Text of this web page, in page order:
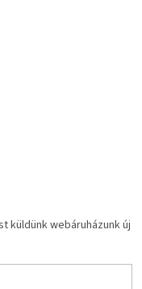
küldünk webáruházunk új